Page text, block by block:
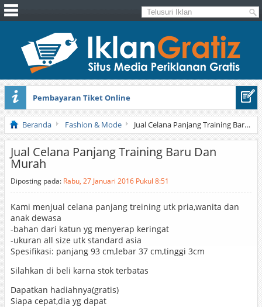
Pembayaran Tiket Online
Masker Sprilulina Tiens
Beranda Fashion & Mode Jual Celana Panjang Training Baru Dan Murah
Jual Celana Panjang Training Baru Dan
Murah
Diposting pada: Rabu, 27 Januari 2016 Pukul 8:51
Kami menjual celana panjang treining utk pria,wanita dan
anak dewasa
-bahan dari katun yg menyerap keringat
-ukuran all size utk standard asia
Spesifikasi: panjang 93 cm,lebar 37 cm,tinggi 3cm
Silahkan di beli karna stok terbatas
Dapatkan hadiahnya(gratis)
Siapa cepat,dia yg dapat